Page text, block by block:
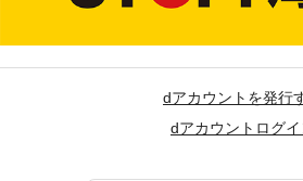
dアカウントを発行
dアカウントログイ